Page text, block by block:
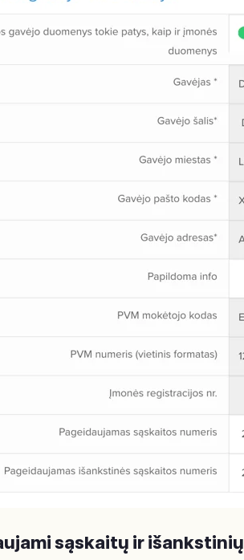
sąskaitų ir